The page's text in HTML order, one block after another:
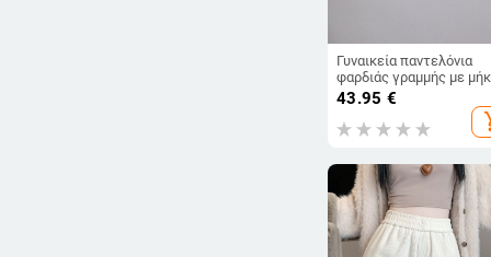
Γυναικεία παντελόνια
φαρδιάς γραμμής με
τριών τεταρτών | υφαντό
ύφασμα, πολυεστέρας,
μικροελαστικότητα,
43.95 €